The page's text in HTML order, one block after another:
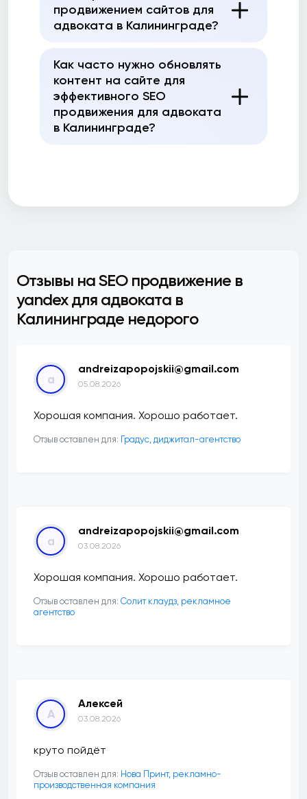
продвижением сайтов для
адвоката в Калининграде?
Как часто нужно обновлять
контент на сайте для
эффективного SEO
продвижения для адвоката
в Калининграде?
Отзывы на SEO продвижение в
yandex для адвоката в
Калининграде недорого
a
andreizapopojskii@gmail.com
05.08.2026
Хорошая компания. Хорошо работает.
Отзыв оставлен для: ​Градус, диджитал-агентство
a
andreizapopojskii@gmail.com
03.08.2026
Хорошая компания. Хорошо работает.
Отзыв оставлен для: Солит клаудз, рекламное
агентство
А
Алексей
03.08.2026
круто пойдёт
Отзыв оставлен для: Нова Принт, рекламно-
производственная компания